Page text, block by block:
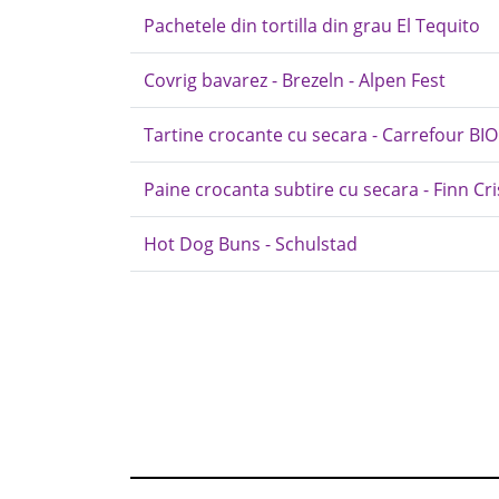
Pachetele din tortilla din grau El Tequito
Covrig bavarez - Brezeln - Alpen Fest
Tartine crocante cu secara - Carrefour BIO
Paine crocanta subtire cu secara - Finn
Hot Dog Buns - Schulstad